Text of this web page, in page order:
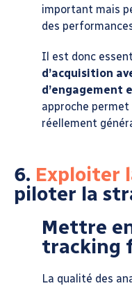
important mais
des
Il est donc
d’acquisition
d’engagement
approche
réellement
6. Exploiter
piloter la
Mettre
tracking
La qualité des